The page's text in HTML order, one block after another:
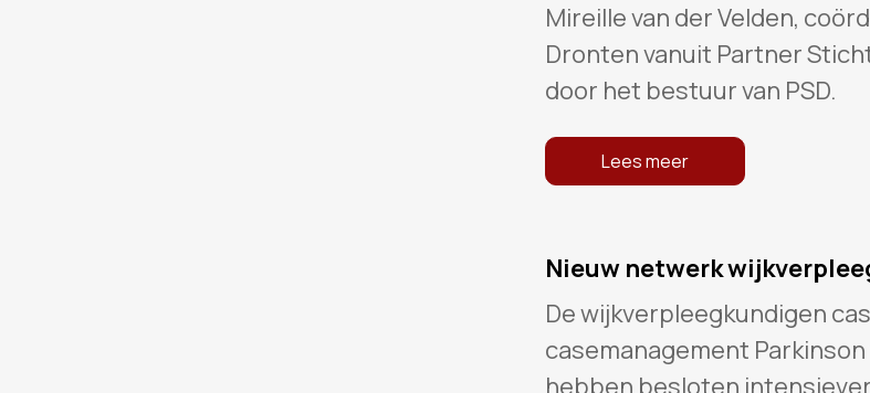
Mireille van der Velden,
Dronten vanuit Partner
door het bestuur van PSD.
Lees meer
Nieuw netwerk
De wijkverpleegkundigen
casemanagement